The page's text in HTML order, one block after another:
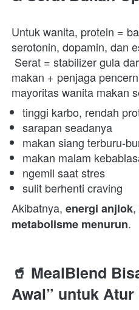
Untuk wanita, protein =
serotonin, dopamin, dan
makan + penjaga
mayoritas wanita makan
tinggi karbo, rendah
sarapan seadanya
makan siang terburu-
makan malam
ngemil saat stres
sulit berhenti craving
Akibatnya, energi anjlok,
metabolisme menurun.
🥤 MealBlend
Awal” untuk